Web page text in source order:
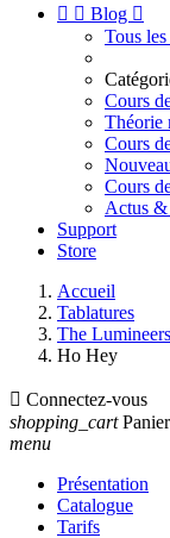
  Blog 
Tous
Cours
Théorie
Cours
Cours
Actus &
Support
Store
Accueil
Tablatures
The Lumineers
Ho Hey
 Connectez-vous
shopping_cart Panier
menu
Présentation
Catalogue
Tarifs